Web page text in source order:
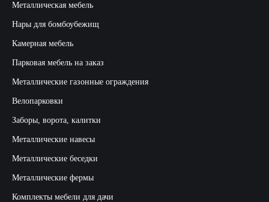
Металлическая мебель
Нары для бомбоубежищ
Камерная мебель
Парковая мебель на заказ
Металлические газонные ограждения
Велопарковки
Заборы, ворота, калитки
Металлические навесы
Металлические беседки
Металлические фермы
Комплекты мебели для дачи